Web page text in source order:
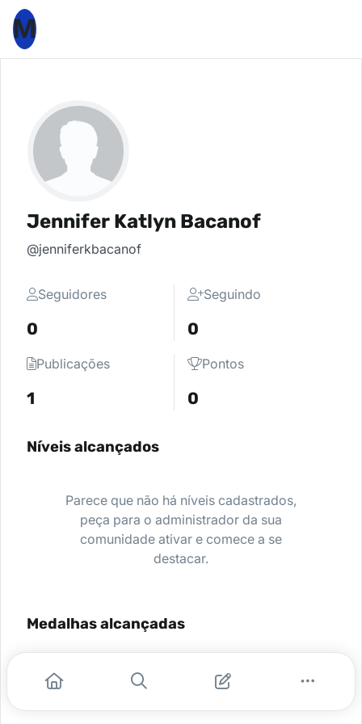
M
Jennifer Katlyn Bacanof
@jenniferkbacanof
Seguidores
0
Seguindo
0
Publicações
1
Pontos
0
Níveis alcançados
Parece que não há níveis cadastrados,
peça para o administrador da sua
comunidade ativar e comece a se
destacar.
Medalhas alcançadas
Nenhuma medalha encontrada